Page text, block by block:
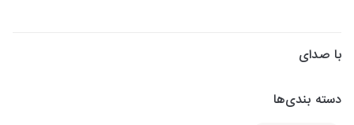
با صدای
دسته بندی‌ها